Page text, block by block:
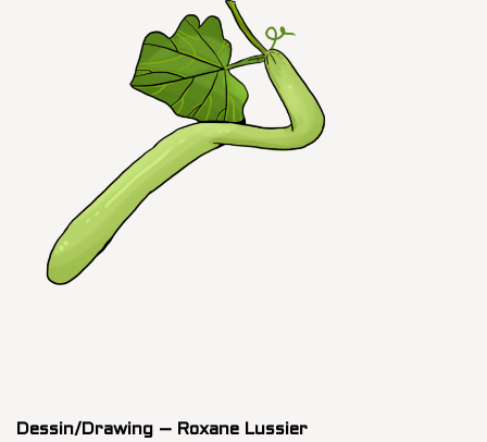
Dessin/Drawing – Roxane Lussier